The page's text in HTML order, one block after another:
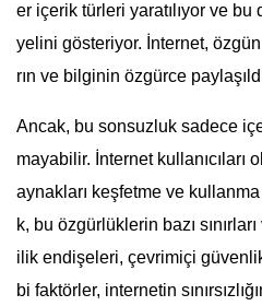
er içerik türleri yaratılıyor ve bu
yelini gösteriyor. İnternet, özgün
rın ve bilginin özgürce
Ancak, bu sonsuzluk sadece
mayabilir. İnternet kullanıcıları
aynakları keşfetme ve
k, bu özgürlüklerin bazı
ilik endişeleri, çevrimiçi
bi faktörler, internetin